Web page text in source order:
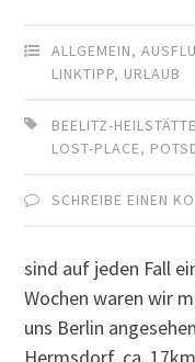
ALLGEMEIN,
LINKTIPP, URLAUB
BEELITZ-
LOST-PLACE,
SCHREIBE EINEN
sind auf jeden Fall
Wochen waren wir
uns Berlin